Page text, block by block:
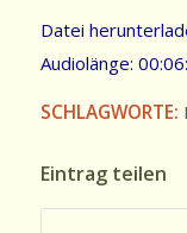
Datei
Audiolänge:
SCHLAGWORTE:
Eintrag teilen